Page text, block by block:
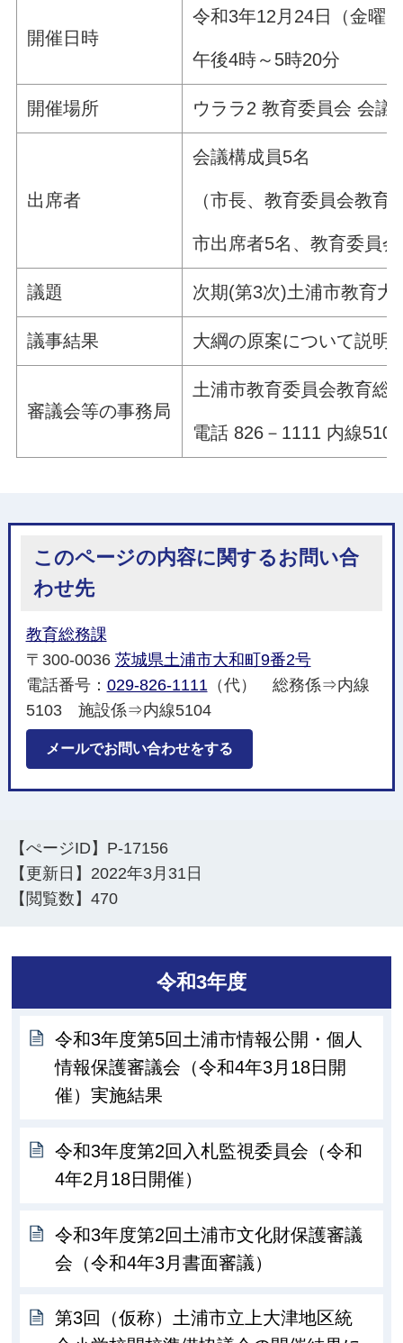
開催日時
令和3年12月24日（金曜
午後4時～5時20分
開催場所 ウララ2 教育委員会 会議
出席者
会議構成員5名
（市長、教育委員会教育
市出席者5名、教育委員
議題 次期(第3次)土浦市教育大
議事結果 大綱の原案について説明
審議会等の事務局
土浦市教育委員会教育総
電話 826－1111 内線5105
このページの内容に関するお問い合
わせ先
教育総務課
〒300-0036 茨城県土浦市大和町9番2号
電話番号： 029-826-1111 （代） 総務係⇒内線
5103 施設係⇒内線5104
メールでお問い合わせをする
【ぺージID】 P-17156
【更新日】 2022年3月31日
【閲覧数】470
令和3年度
令和3年度第5回土浦市情報公開・個人
情報保護審議会（令和4年3月18日開
催）実施結果
令和3年度第2回入札監視委員会（令和
4年2月18日開催）
令和3年度第2回土浦市文化財保護審議
会（令和4年3月書面審議）
第3回（仮称）土浦市立上大津地区統